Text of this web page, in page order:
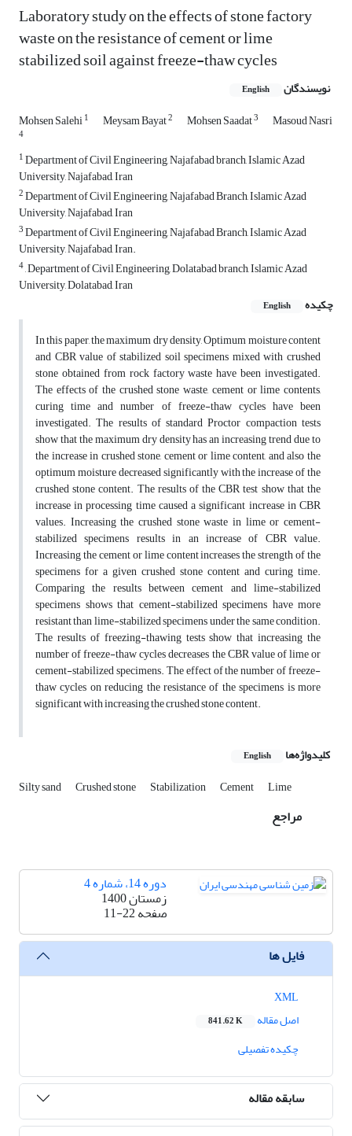
Laboratory study on the effects of stone factory
waste on the resistance of cement or lime
stabilized soil against freeze-thaw cycles
نویسندگان English
Mohsen Salehi1 Meysam Bayat2 Mohsen Saadat3 Masoud Nasri
4
1Department of Civil Engineering, Najafabad branch, Islamic Azad
University, Najafabad, Iran
2Department of Civil Engineering, Najafabad Branch, Islamic Azad
University, Najafabad, Iran
3Department of Civil Engineering, Najafabad Branch, Islamic Azad
University, Najafabad, Iran.
4, Department of Civil Engineering, Dolatabad branch, Islamic Azad
University, Dolatabad, Iran
چکیده
English
In this paper, the maximum dry density, Optimum moisture content
and CBR value of stabilized soil specimens mixed with crushed
stone obtained from rock factory waste have been investigated.
The effects of the crushed stone waste, cement or lime contents,
curing time and number of freeze-thaw cycles have been
investigated. The results of standard Proctor compaction tests
show that the maximum dry density has an increasing trend due to
the increase in crushed stone, cement or lime content, and also the
optimum moisture decreased significantly with the increase of the
crushed stone content. The results of the CBR test show that the
increase in processing time caused a significant increase in CBR
values. Increasing the crushed stone waste in lime or cement-
stabilized specimens results in an increase of CBR value.
Increasing the cement or lime content increases the strength of the
specimens for a given crushed stone content and curing time.
Comparing the results between cement and lime-stabilized
specimens shows that cement-stabilized specimens have more
resistant than lime-stabilized specimens under the same condition.
The results of freezing-thawing tests show that increasing the
number of freeze-thaw cycles decreases the CBR value of lime or
cement-stabilized specimens. The effect of the number of freeze-
thaw cycles on reducing the resistance of the specimens is more
significant with increasing the crushed stone content.
کلیدواژه‌ها English
Silty sand Crushed stone Stabilization Cement Lime
مراجع
دوره 14، شماره 4
زمستان 1400
صفحه11-22
فایل ها
اصل مقاله
841.62 K
چکیده تفصیلی
سابقه مقاله